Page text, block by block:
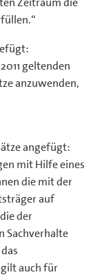
geltenden
anzuwenden,
angefügt:
mit Hilfe eines
die mit der
auf
der
Sachverhalte
auch für